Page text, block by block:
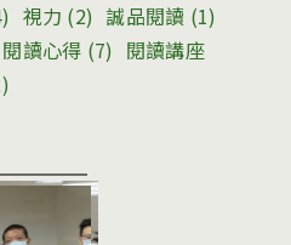
視力 (2) 誠品閱讀 (1)
閱讀心得 (7) 閱讀講座